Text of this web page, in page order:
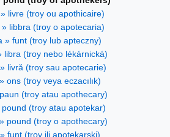
livre (troy ou apothicaire)
» libbra (troy o apotecaria)
» funt (troy lub apteczny)
libra (troy nebo lékárnická)
livră (troy sau apotecarie)
ons (troy veya eczacılık)
(troy atau apothecary)
(troy atau apotekar)
pound (troy o apothecary)
funt (troy ili apotekarski)